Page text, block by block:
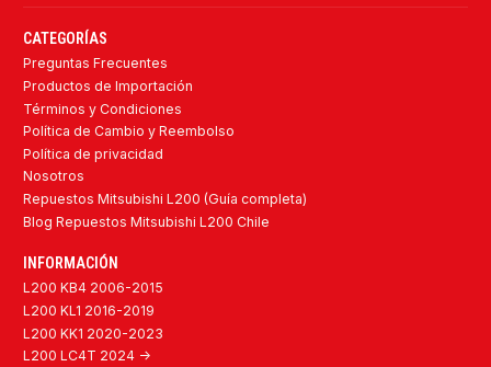
CATEGORÍAS
Preguntas Frecuentes
Productos de Importación
Términos y Condiciones
Política de Cambio y Reembolso
Política de privacidad
Nosotros
Repuestos Mitsubishi L200 (Guía completa)
Blog Repuestos Mitsubishi L200 Chile
INFORMACIÓN
L200 KB4 2006-2015
L200 KL1 2016-2019
L200 KK1 2020-2023
L200 LC4T 2024 ->